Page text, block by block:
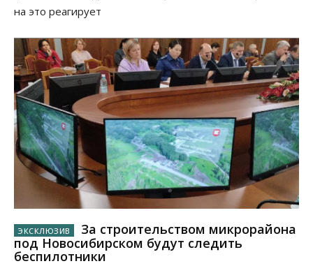
на это реагирует
За строительством микрорайона
под Новосибирском будут следить
беспилотники